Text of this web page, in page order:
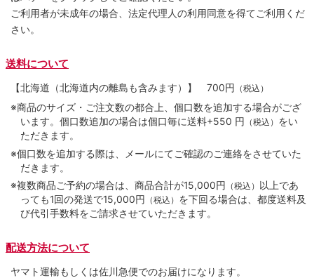
ご利用者が未成年の場合、法定代理人の利用同意を得てご利用くだ
さい。
送料について
【北海道（北海道内の離島も含みます）】 700円 （税込）
※商品のサイズ・ご注文数の都合上、個口数を追加する場合がござ
います。個口数追加の場合は個口毎に送料+550 円 （税込） をい
ただきます。
※個口数を追加する際は、メールにてご確認のご連絡をさせていた
だきます。
※複数商品ご予約の場合は、商品合計が15,000円 （税込） 以上であ
っても1回の発送で15,000円 （税込） を下回る場合は、都度送料及
び代引手数料をご請求させていただきます。
配送方法について
ヤマト運輸もしくは佐川急便でのお届けになります。